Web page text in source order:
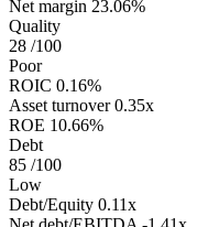
Net margin 23.06%
Quality
28 /100
Poor
ROIC 0.16%
Asset turnover 0.35x
ROE 10.66%
Debt
85 /100
Low
Debt/Equity 0.11x